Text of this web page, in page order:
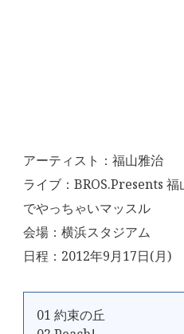
アーティスト：福山雅治
ライブ：BROS.Presents
でやっちゃいマッスル
会場：横浜スタジアム
日程：2012年9月17日(月)
01 約束の丘